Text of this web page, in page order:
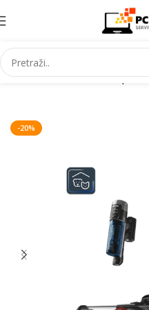
Početna Mali kućanski aparati
-20%